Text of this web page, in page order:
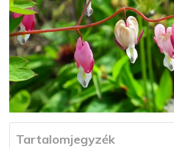
Tartalomjegyzék